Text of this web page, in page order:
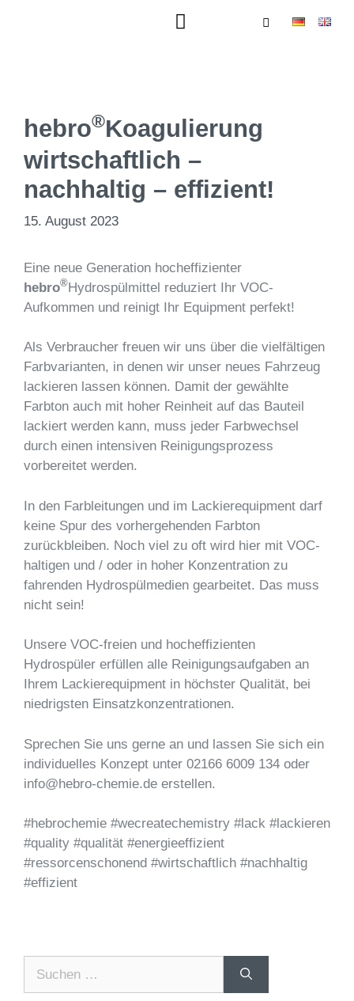
hebro®Koagulierung
wirtschaftlich –
nachhaltig – effizient!
15. August 2023
Eine neue Generation hocheffizienter
hebro®Hydrospülmittel reduziert Ihr VOC-
Aufkommen und reinigt Ihr Equipment perfekt!
Als Verbraucher freuen wir uns über die vielfältigen
Farbvarianten, in denen wir unser neues Fahrzeug
lackieren lassen können. Damit der gewählte
Farbton auch mit hoher Reinheit auf das Bauteil
lackiert werden kann, muss jeder Farbwechsel
durch einen intensiven Reinigungsprozess
vorbereitet werden.
In den Farbleitungen und im Lackierequipment darf
keine Spur des vorhergehenden Farbton
zurückbleiben. Noch viel zu oft wird hier mit VOC-
haltigen und / oder in hoher Konzentration zu
fahrenden Hydrospülmedien gearbeitet. Das muss
nicht sein!
Unsere VOC-freien und hocheffizienten
Hydrospüler erfüllen alle Reinigungsaufgaben an
Ihrem Lackierequipment in höchster Qualität, bei
niedrigsten Einsatzkonzentrationen.
Sprechen Sie uns gerne an und lassen Sie sich ein
individuelles Konzept unter 02166 6009 134 oder
info@hebro-chemie.de erstellen.
#hebrochemie #wecreatechemistry #lack #lackieren
#quality #qualität #energieeffizient
#ressorcenschonend #wirtschaftlich #nachhaltig
#effizient